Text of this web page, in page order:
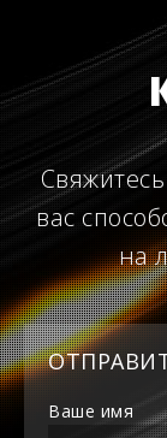
вас
на
Ваше имя